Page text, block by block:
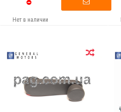
Нет в наличии